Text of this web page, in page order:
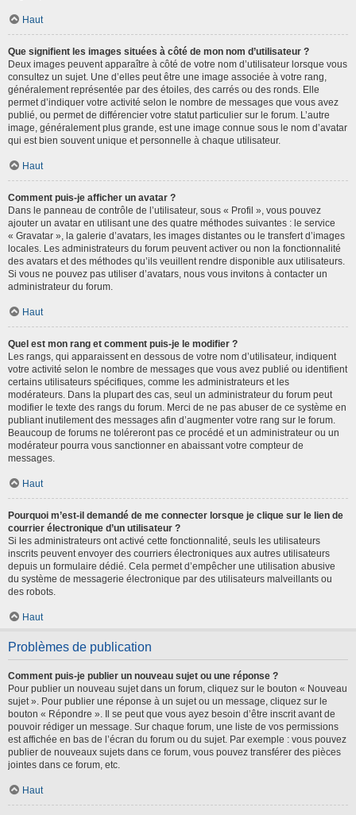
Haut
Que signifient les images situées à côté de mon nom d’utilisateur ?
Deux images peuvent apparaître à côté de votre nom d’utilisateur lorsque vous
consultez un sujet. Une d’elles peut être une image associée à votre rang,
généralement représentée par des étoiles, des carrés ou des ronds. Elle
permet d’indiquer votre activité selon le nombre de messages que vous avez
publié, ou permet de différencier votre statut particulier sur le forum. L’autre
image, généralement plus grande, est une image connue sous le nom d’avatar
qui est bien souvent unique et personnelle à chaque utilisateur.
Haut
Comment puis-je afficher un avatar ?
Dans le panneau de contrôle de l’utilisateur, sous « Profil », vous pouvez
ajouter un avatar en utilisant une des quatre méthodes suivantes : le service
« Gravatar », la galerie d’avatars, les images distantes ou le transfert d’images
locales. Les administrateurs du forum peuvent activer ou non la fonctionnalité
des avatars et des méthodes qu’ils veuillent rendre disponible aux utilisateurs.
Si vous ne pouvez pas utiliser d’avatars, nous vous invitons à contacter un
administrateur du forum.
Haut
Quel est mon rang et comment puis-je le modifier ?
Les rangs, qui apparaissent en dessous de votre nom d’utilisateur, indiquent
votre activité selon le nombre de messages que vous avez publié ou identifient
certains utilisateurs spécifiques, comme les administrateurs et les
modérateurs. Dans la plupart des cas, seul un administrateur du forum peut
modifier le texte des rangs du forum. Merci de ne pas abuser de ce système en
publiant inutilement des messages afin d’augmenter votre rang sur le forum.
Beaucoup de forums ne toléreront pas ce procédé et un administrateur ou un
modérateur pourra vous sanctionner en abaissant votre compteur de
messages.
Haut
Pourquoi m’est-il demandé de me connecter lorsque je clique sur le lien de
courrier électronique d’un utilisateur ?
Si les administrateurs ont activé cette fonctionnalité, seuls les utilisateurs
inscrits peuvent envoyer des courriers électroniques aux autres utilisateurs
depuis un formulaire dédié. Cela permet d’empêcher une utilisation abusive
du système de messagerie électronique par des utilisateurs malveillants ou
des robots.
Haut
Problèmes de publication
Comment puis-je publier un nouveau sujet ou une réponse ?
Pour publier un nouveau sujet dans un forum, cliquez sur le bouton « Nouveau
sujet ». Pour publier une réponse à un sujet ou un message, cliquez sur le
bouton « Répondre ». Il se peut que vous ayez besoin d’être inscrit avant de
pouvoir rédiger un message. Sur chaque forum, une liste de vos permissions
est affichée en bas de l’écran du forum ou du sujet. Par exemple : vous pouvez
publier de nouveaux sujets dans ce forum, vous pouvez transférer des pièces
jointes dans ce forum, etc.
Haut